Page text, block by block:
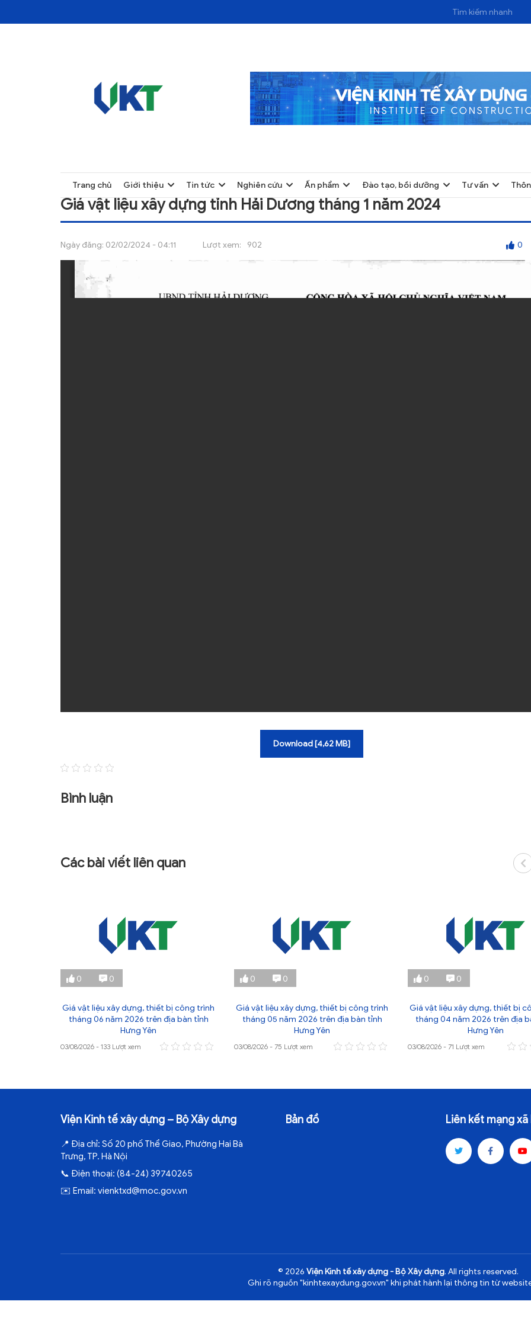
NGHIÊN CỨU
ĐÀO TẠO, BỒI DƯỠNG
Trang chủ Giới thiệu Tin tức Nghiên cứu Ấn phẩm Đào tạo, bồi dưỡng Tư vấn
Giá vật liệu xây dựng tỉnh Hải Dương tháng 1 năm 2024
Ngày đăng: 02/02/2024 - 04:11 Lượt xem: 902 0
Download [4,62 MB]
Bình luận
Các bài viết liên quan
0 0
Giá vật liệu xây dựng, thiết bị công trình
tháng 06 năm 2026 trên địa bàn tỉnh
Hưng Yên
03/08/2026 - 133 Lượt xem
0 0
Giá vật liệu xây dựng, thiết bị công trình
tháng 05 năm 2026 trên địa bàn tỉnh
Hưng Yên
03/08/2026 - 75 Lượt xem
0 0
Giá vật liệu xây dựng, thiết bị
tháng 04 năm 2026 trên địa
Hưng Yên
03/08/2026 - 71 Lượt xem
Viện Kinh tế xây dựng – Bộ Xây dựng
📍 Địa chỉ: Số 20 phố Thể Giao, Phường Hai Bà
Trưng, TP. Hà Nội
📞 Điện thoại: (84-24) 39740265
✉️ Email: vienktxd@moc.gov.vn
Bản đồ Liên kết mạng xã
© 2026 Viện Kinh tế xây dựng - Bộ Xây dựng. All rights reserved.
Ghi rõ nguồn "kinhtexaydung.gov.vn" khi phát hành lại thông tin từ